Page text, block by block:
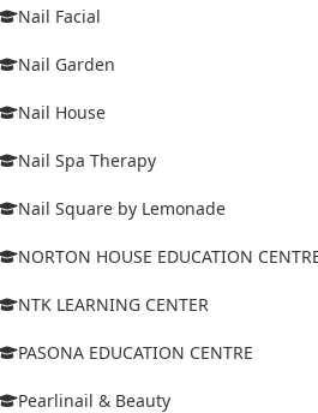
Nail Facial
Nail Garden
Nail House
Nail Spa Therapy
Nail Square by Lemonade
NORTON HOUSE EDUCATION
NTK LEARNING CENTER
PASONA EDUCATION CENTRE
Pearlinail & Beauty